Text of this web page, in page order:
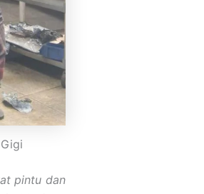
pintu dan